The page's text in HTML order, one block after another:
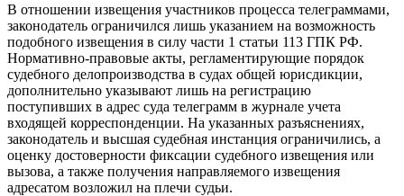
В отношении извещения участников процесса телеграммами,
законодатель ограничился лишь указанием на возможность
подобного извещения в силу части 1 статьи 113 ГПК РФ.
Нормативно-правовые акты, регламентирующие порядок
судебного делопроизводства в судах общей юрисдикции,
дополнительно указывают лишь на регистрацию
поступивших в адрес суда телеграмм в журнале учета
входящей корреспонденции. На указанных разъяснениях,
законодатель и высшая судебная инстанция ограничились, а
оценку достоверности фиксации судебного извещения или
вызова, а также получения направляемого извещения
адресатом возложил на плечи судьи.